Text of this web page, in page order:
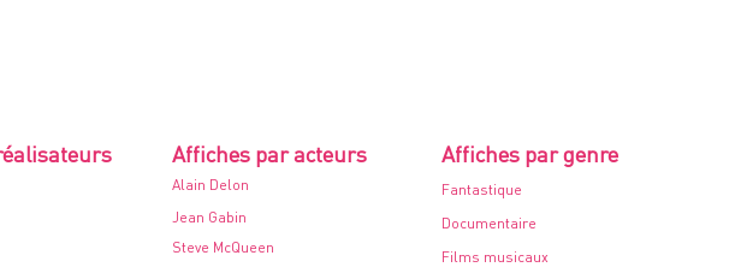
Affiches par acteurs
Alain Delon
Jean Gabin
Steve McQueen
Affiches par genre
Fantastique
Documentaire
Films musicaux